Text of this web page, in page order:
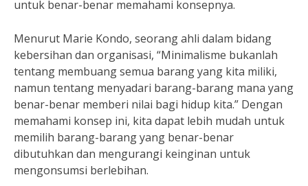
untuk benar-benar memahami konsepnya.
Menurut Marie Kondo, seorang ahli dalam bidang
kebersihan dan organisasi, “Minimalisme bukanlah
tentang membuang semua barang yang kita miliki,
namun tentang menyadari barang-barang mana yang
benar-benar memberi nilai bagi hidup kita.” Dengan
memahami konsep ini, kita dapat lebih mudah untuk
memilih barang-barang yang benar-benar
dibutuhkan dan mengurangi keinginan untuk
mengonsumsi berlebihan.